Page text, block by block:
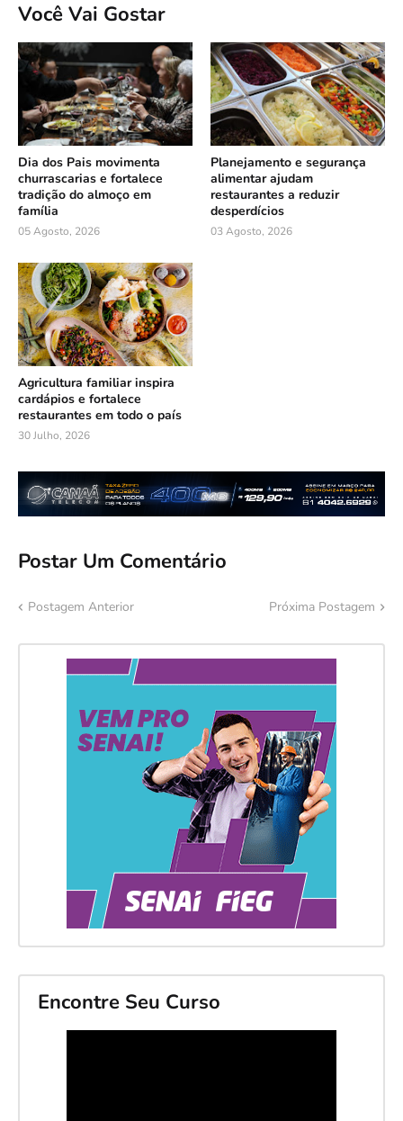
Você Vai Gostar
Dia dos Pais movimenta
churrascarias e fortalece
tradição do almoço em
família
05 Agosto, 2026
Planejamento e segurança
alimentar ajudam
restaurantes a reduzir
desperdícios
03 Agosto, 2026
Agricultura familiar inspira
cardápios e fortalece
restaurantes em todo o país
30 Julho, 2026
Postar Um Comentário
Postagem Anterior Próxima Postagem
Encontre Seu Curso